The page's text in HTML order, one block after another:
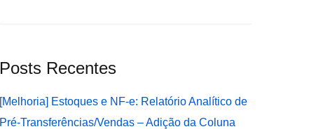
Posts Recentes
[Melhoria] Estoques e NF-e: Relatório Analítico de
Pré-Transferências/Vendas – Adição da Coluna